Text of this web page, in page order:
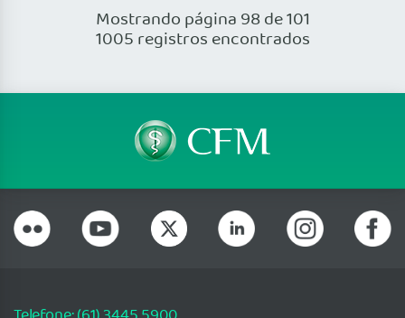
Mostrando página 98 de 101
1005 registros encontrados